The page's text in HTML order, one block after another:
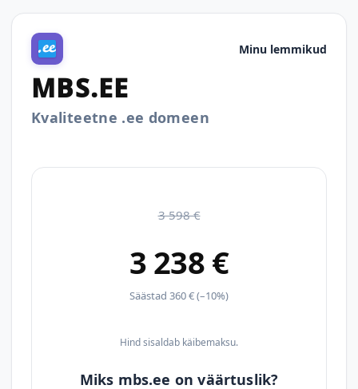
Minu lemmikud
MBS.EE
Kvaliteetne .ee domeen
3 598 €
3 238 €
Säästad 360 € (–10%)
Hind sisaldab käibemaksu.
Miks mbs.ee on väärtuslik?